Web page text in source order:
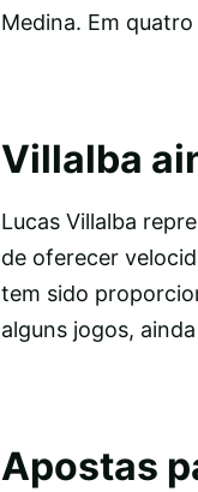
Medina. Em
Villalba
Lucas Villalba
de oferecer
tem sido
alguns jogos,
Apostas